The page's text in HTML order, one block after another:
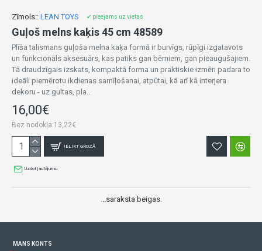
Zīmols:: LEAN TOYS ✔ pieejams uz vietas
Guļoš melns kaķis 45 cm 48589
Plīša talismans guļoša melna kaķa formā ir burvīgs, rūpīgi izgatavots
un funkcionāls aksesuārs, kas patiks gan bērniem, gan pieaugušajiem.
Tā draudzīgais izskats, kompaktā forma un praktiskie izmēri padara to
ideāli piemērotu ikdienas samīļošanai, atpūtai, kā arī kā interjera
dekoru - uz gultas, pla..
16,00€
Bez nodokļa:13,22€
IELIKT GROZĀ
Uzdot jautājumu
...saraksta beigas.
MANS KONTS